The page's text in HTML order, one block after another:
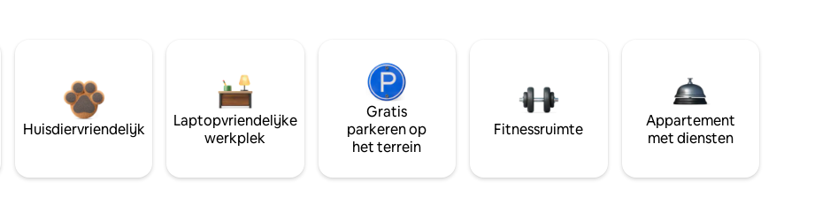
Huisdiervriendelijk
Laptopvriendelijke
werkplek
Gratis
parkeren op
het terrein
Fitnessruimte
Appartement
met diensten